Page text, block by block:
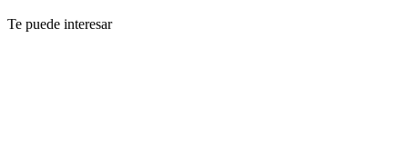
Te puede interesar